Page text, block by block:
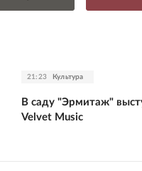
21:23 Культура
В саду "Эрмитаж"
Velvet Music